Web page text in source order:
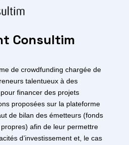
Consultim
de crowdfunding chargée de
talentueux à des
financer des projets
proposées sur la plateforme
de bilan des émetteurs (fonds
afin de leur permettre
d’investissement et, le cas